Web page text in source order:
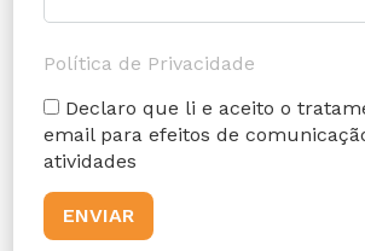
Política de Privacidade
Declaro que li e aceito o
email para efeitos de
atividades